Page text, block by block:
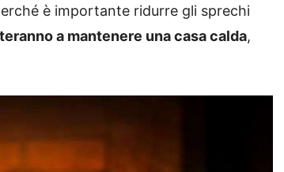
è importante ridurre gli sprechi
a mantenere una casa calda,